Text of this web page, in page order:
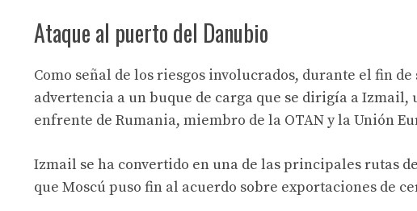
Ataque al puerto del Danubio
Como señal de los riesgos involucrados, durante el fin
advertencia a un buque de carga que se dirigía a
enfrente de Rumania, miembro de la OTAN y la Unión
Izmail se ha convertido en una de las principales rutas
que Moscú puso fin al acuerdo sobre exportaciones de